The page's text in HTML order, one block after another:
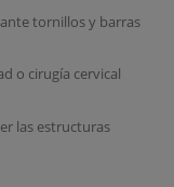
tornillos y barras
o cirugía cervical
las estructuras